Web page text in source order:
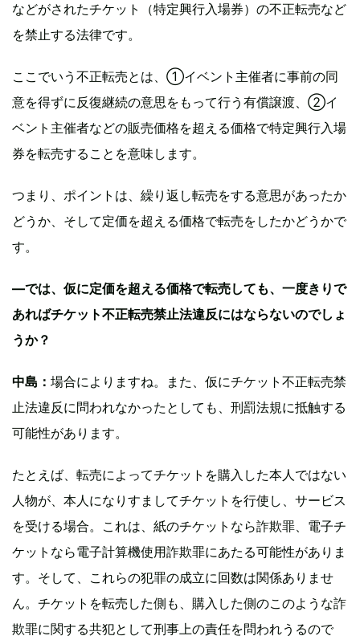
などがされたチケット（特定興行入場券）の不正転売など
を禁止する法律です。
ここでいう不正転売とは、①イベント主催者に事前の同
意を得ずに反復継続の意思をもって行う有償譲渡、②イ
ベント主催者などの販売価格を超える価格で特定興行入場
券を転売することを意味します。
つまり、ポイントは、繰り返し転売をする意思があったか
どうか、そして定価を超える価格で転売をしたかどうかで
す。
—では、仮に定価を超える価格で転売しても、一度きりで
あればチケット不正転売禁止法違反にはならないのでしょ
うか？
中島： 場合によりますね。また、仮にチケット不正転売禁
止法違反に問われなかったとしても、刑罰法規に抵触する
可能性があります。
たとえば、転売によってチケットを購入した本人ではない
人物が、本人になりすましてチケットを行使し、サービス
を受ける場合。これは、紙のチケットなら詐欺罪、電子チ
ケットなら電子計算機使用詐欺罪にあたる可能性がありま
す。そして、これらの犯罪の成立に回数は関係ありませ
ん。チケットを転売した側も、購入した側のこのような詐
欺罪に関する共犯として刑事上の責任を問われうるので